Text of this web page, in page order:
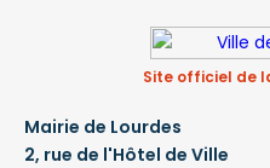
Site officiel de
Mairie de Lourdes
2, rue de l'Hôtel de Ville